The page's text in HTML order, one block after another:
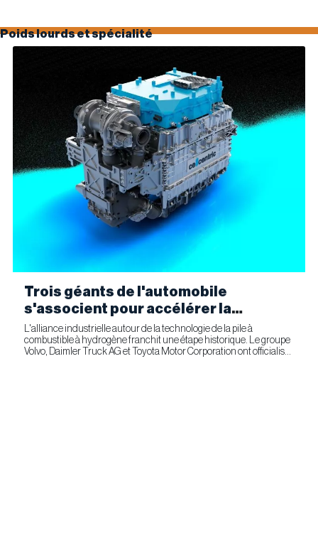
Poids lourds et spécialité
Trois géants de l'automobile
s'associent pour accélérer la
fabrication industrielle de piles à
combustible pour le transport
commercial
L'alliance industrielle autour de la technologie de la pile à
combustible à hydrogène franchit une étape historique. Le groupe
Volvo, Daimler Truck AG et Toyota Motor Corporation ont officialisé